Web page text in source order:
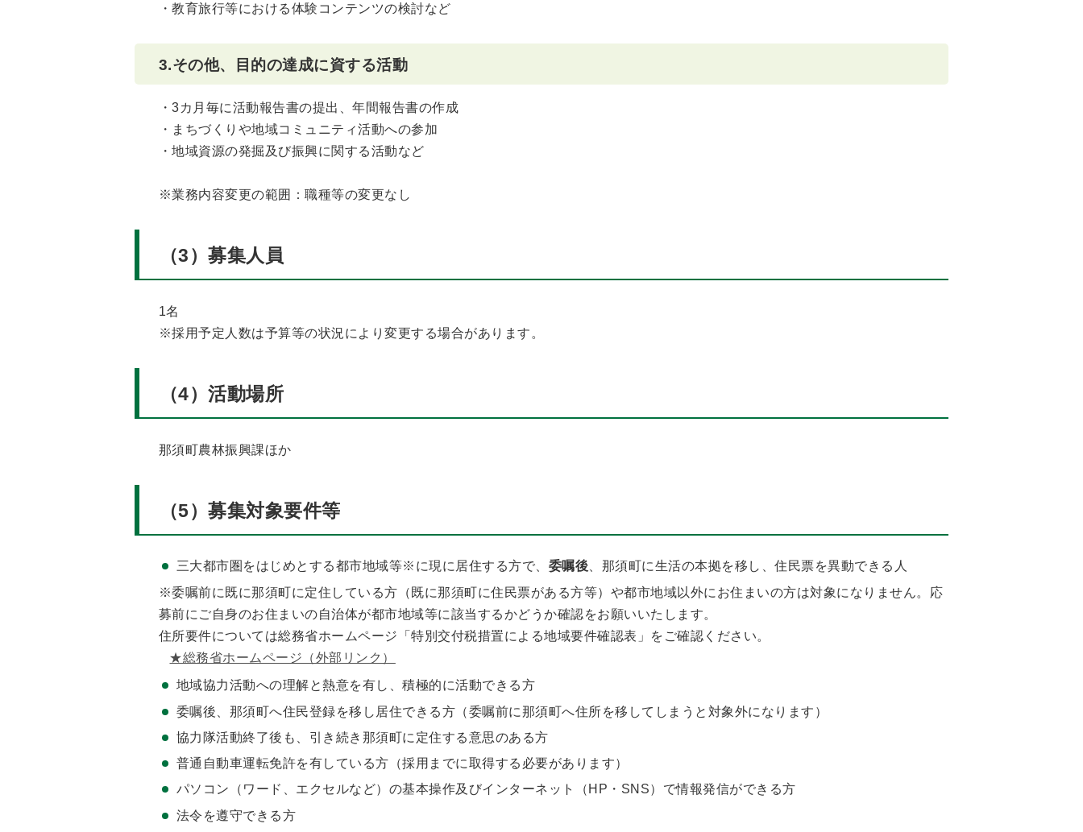
・教育旅行等における体験コンテンツの検討など
3.その他、目的の達成に資する活動
・3カ月毎に活動報告書の提出、年間報告書の作成
・まちづくりや地域コミュニティ活動への参加
・地域資源の発掘及び振興に関する活動など
※業務内容変更の範囲：職種等の変更なし
（3）募集人員
1名
※採用予定人数は予算等の状況により変更する場合があります。
（4）活動場所
那須町農林振興課ほか
（5）募集対象要件等
三大都市圏をはじめとする都市地域等※に現に居住する方で、 委嘱後 、那須町に生活の本拠を移し、住民票を異動できる人
※委嘱前に既に那須町に定住している方（既に那須町に住民票がある方等）や都市地域以外にお住まいの方は対象になりません。応
募前にご自身のお住まいの自治体が都市地域等に該当するかどうか確認をお願いいたします。
住所要件については総務省ホームページ「特別交付税措置による地域要件確認表」をご確認ください。
★総務省ホームページ（外部リンク）
地域協力活動への理解と熱意を有し、積極的に活動できる方
委嘱後、那須町へ住民登録を移し居住できる方（委嘱前に那須町へ住所を移してしまうと対象外になります）
協力隊活動終了後も、引き続き那須町に定住する意思のある方
普通自動車運転免許を有している方（採用までに取得する必要があります）
パソコン（ワード、エクセルなど）の基本操作及びインターネット（HP・SNS）で情報発信ができる方
法令を遵守できる方